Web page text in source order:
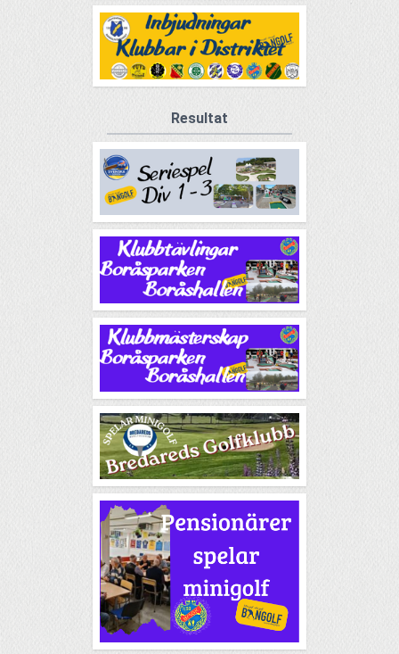
Resultat